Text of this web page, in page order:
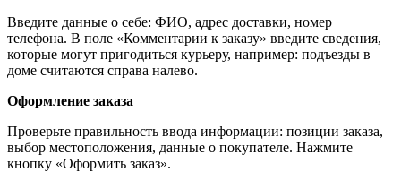
Введите данные о себе: ФИО, адрес доставки, номер
телефона. В поле «Комментарии к заказу» введите сведения,
которые могут пригодиться курьеру, например: подъезды в
доме считаются справа налево.
Оформление заказа
Проверьте правильность ввода информации: позиции заказа,
выбор местоположения, данные о покупателе. Нажмите
кнопку «Оформить заказ».